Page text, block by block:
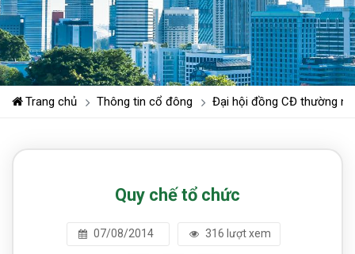
Trang chủ Thông tin cổ đông Đại hội đồng CĐ thường
Quy chế tổ chức
07/08/2014 316 lượt xem